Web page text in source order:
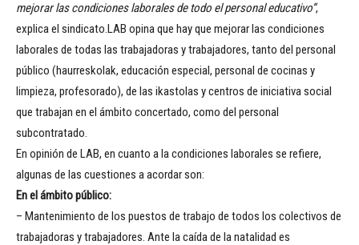
mejorar las condiciones laborales de todo el personal educativo”,
explica el sindicato.LAB opina que hay que mejorar las condiciones
laborales de todas las trabajadoras y trabajadores, tanto del personal
público (haurreskolak, educación especial, personal de cocinas y
limpieza, profesorado), de las ikastolas y centros de iniciativa social
que trabajan en el ámbito concertado, como del personal
subcontratado.
En opinión de LAB, en cuanto a la condiciones laborales se refiere,
algunas de las cuestiones a acordar son:
En el ámbito público:
– Mantenimiento de los puestos de trabajo de todos los colectivos de
trabajadoras y trabajadores. Ante la caída de la natalidad es